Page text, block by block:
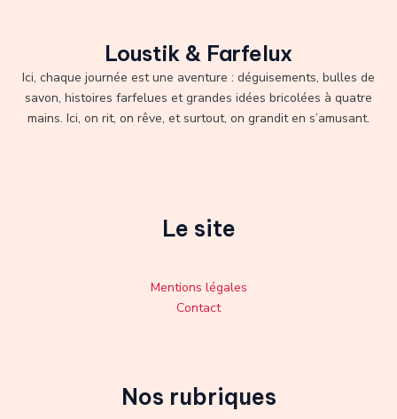
Loustik & Farfelux
Ici, chaque journée est une aventure : déguisements, bulles de
savon, histoires farfelues et grandes idées bricolées à quatre
mains. Ici, on rit, on rêve, et surtout, on grandit en s’amusant.
Le site
Mentions légales
Contact
Nos rubriques